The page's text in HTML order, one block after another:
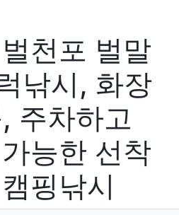
천포 벌말
낚시, 화장
주차하고
능한 선착
핑낚시